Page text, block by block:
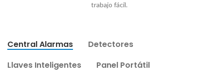
trabajo fácil.
Central Alarmas
Detectores
Llaves Inteligentes
Panel Portátil